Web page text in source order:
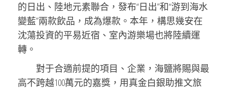
的日出、陸地元素聯合，發布“日出”和“游到海水
變藍”兩款飲品，成為爆款。本年，構思幾安在
沈蕩投資的平易近宿、室內游樂場也將陸續運
轉。
對于合適前提的項目、企業，海鹽將賜與最
高不跨越100萬元的嘉獎，用真金白銀助推文旅